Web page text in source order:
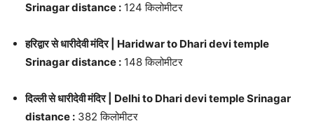
Srinagar distance : 124 किलोमीटर
हरिद्वार से धारीदेवी मंदिर | Haridwar to Dhari devi temple
Srinagar distance : 148 किलोमीटर
दिल्ली से धारीदेवी मंदिर | Delhi to Dhari devi temple Srinagar
distance : 382 किलोमीटर